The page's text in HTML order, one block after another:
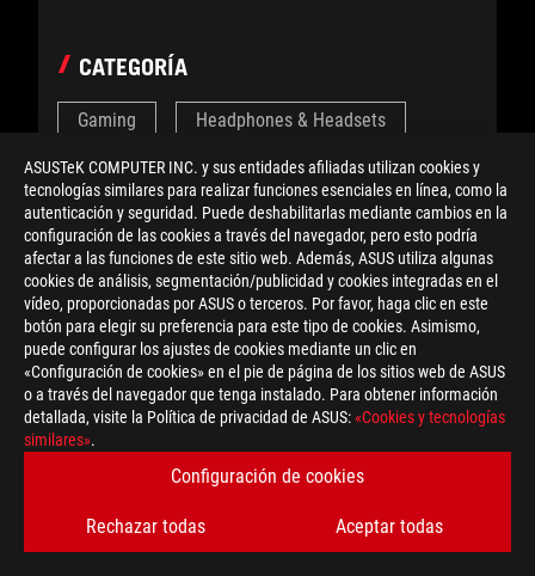
ASUSTeK COMPUTER INC. y sus entidades afiliadas utilizan cookies y
tecnologías similares para realizar funciones esenciales en línea, como la
autenticación y seguridad. Puede deshabilitarlas mediante cambios en la
configuración de las cookies a través del navegador, pero esto podría
afectar a las funciones de este sitio web. Además, ASUS utiliza algunas
cookies de análisis, segmentación/publicidad y cookies integradas en el
vídeo, proporcionadas por ASUS o terceros. Por favor, haga clic en este
botón para elegir su preferencia para este tipo de cookies. Asimismo,
puede configurar los ajustes de cookies mediante un clic en
«Configuración de cookies» en el pie de página de los sitios web de ASUS
o a través del navegador que tenga instalado. Para obtener información
detallada, visite la Política de privacidad de ASUS:«Cookies y tecnologías
similares».
Configuración de cookies
Rechazar todas Aceptar todas
CATEGORÍA
Gaming Headphones & Headsets
News ROG Gaming Laptops
Coming soon G Series Gaming Laptops
Product News
TEMAS
#ROG ALLY X #COMPUTEX 2024